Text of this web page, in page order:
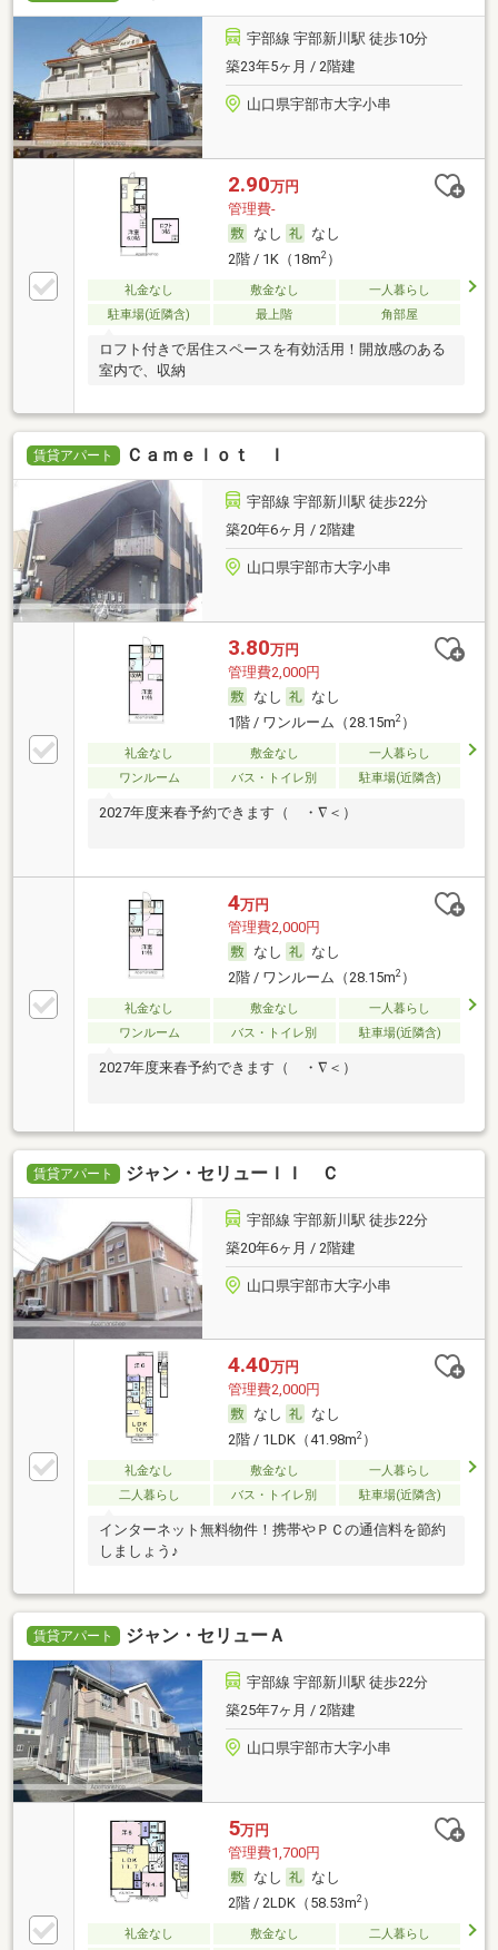
宇部線 宇部新川駅 徒歩10分
築23年5ヶ月 / 2階建
山口県宇部市大字小串
2.90万円
管理費-
なし
なし
2階 / 1K（18m2）
礼金なし 敷金なし
一人暮らし
駐車場(近隣含)
最上階 角部屋
ロフト付きで居住スペースを有効活用！開放感のある
室内で、収納
賃貸アパート Ｃａｍｅｌｏｔ Ｉ
宇部線 宇部新川駅 徒歩22分
築20年6ヶ月 / 2階建
山口県宇部市大字小串
3.80万円
管理費2,000円
なし
なし
1階 / ワンルーム（28.15m2）
礼金なし 敷金なし
一人暮らし
ワンルーム
バス・トイレ別 駐車場(近隣含)
2027年度来春予約できます（ ・∇＜）
4万円
管理費2,000円
なし
なし
2階 / ワンルーム（28.15m2）
礼金なし 敷金なし
一人暮らし
ワンルーム
バス・トイレ別 駐車場(近隣含)
2027年度来春予約できます（ ・∇＜）
賃貸アパート ジャン・セリューＩＩ Ｃ
宇部線 宇部新川駅 徒歩22分
築20年6ヶ月 / 2階建
山口県宇部市大字小串
4.40万円
管理費2,000円
なし
なし
2階 / 1LDK（41.98m2）
礼金なし 敷金なし
一人暮らし
二人暮らし
バス・トイレ別 駐車場(近隣含)
インターネット無料物件！携帯やＰＣの通信料を節約
しましょう♪
賃貸アパート ジャン・セリューＡ
宇部線 宇部新川駅 徒歩22分
築25年7ヶ月 / 2階建
山口県宇部市大字小串
5万円
管理費1,700円
なし
なし
2階 / 2LDK（58.53m2）
礼金なし 敷金なし
二人暮らし